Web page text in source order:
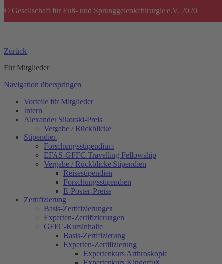
© Gesellschaft für Fuß- und Sprunggelenkchirurgie e.V. 2020
Zurück
Für Mitglieder
Navigation überspringen
Vorteile für Mitglieder
Intern
Alexander Sikorski-Preis
Vergabe / Rückblicke
Stipendien
Forschungs­stipendium
EFAS-GFFC Travelling Fellowship
Vergabe / Rückblicke Stipendien
Reisestipendien
Forschungsstipendien
E-Poster-Preise
Zertifizierung
Basis-Zertifizierungen
Experten-Zertifizierungen
GFFC-Kursinhalte
Basis-Zertifizierung
Experten-Zertifizierung
Expertenkurs Arthroskopie